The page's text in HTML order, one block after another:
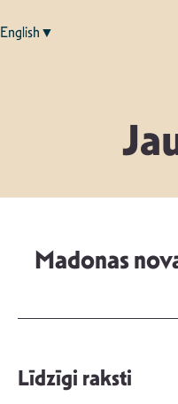
English▼
Madonas
Līdzīgi raksti